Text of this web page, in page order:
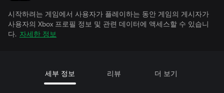
시작하려는 게임에서 사용자가 플레이하는 동안 게임의 게시자가
사용자의 Xbox 프로필 정보 및 관련 데이터에 액세스할 수 있습니
다. 자세한 정보
세부 정보 리뷰 더 보기